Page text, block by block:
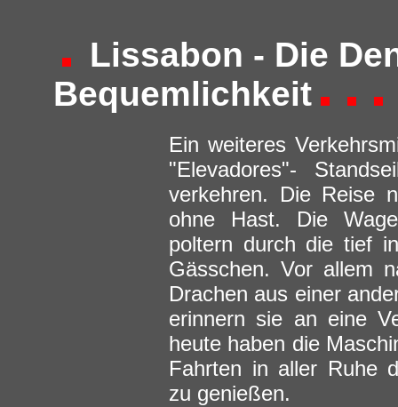
Lissabon - Die
Bequemlichkeit
Ein weiteres
"Elevadores"-
verkehren. Die Reise
ohne Hast. Die
poltern durch die tief
Gässchen. Vor allem
Drachen aus einer
erinnern sie an eine
heute haben die
Fahrten in aller Ruhe
zu genießen.